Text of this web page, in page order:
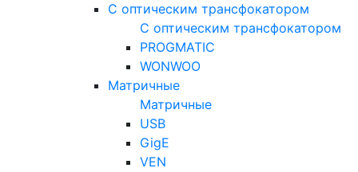
С оптическим трансфокатором
С оптическим трансфокатором
PROGMATIC
WONWOO
Матричные
Матричные
USB
GigE
VEN